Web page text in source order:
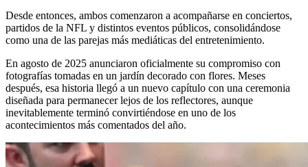
Desde entonces, ambos comenzaron a acompañarse en conciertos,
partidos de la NFL y distintos eventos públicos, consolidándose
como una de las parejas más mediáticas del entretenimiento.
En agosto de 2025 anunciaron oficialmente su compromiso con
fotografías tomadas en un jardín decorado con flores. Meses
después, esa historia llegó a un nuevo capítulo con una ceremonia
diseñada para permanecer lejos de los reflectores, aunque
inevitablemente terminó convirtiéndose en uno de los
acontecimientos más comentados del año.